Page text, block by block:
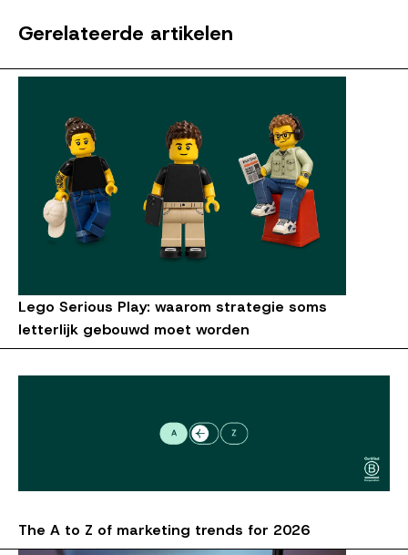
Gerelateerde artikelen
Lego Serious Play: waarom strategie soms
letterlijk gebouwd moet worden
The A to Z of marketing trends for 2026